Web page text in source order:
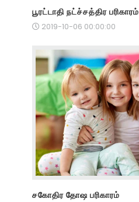
பூரட்டாதி நட்ச்சத்திர பரிகாரம்
2019-10-06 00:00:00
சகோதிர தோஷ பரிகாரம்